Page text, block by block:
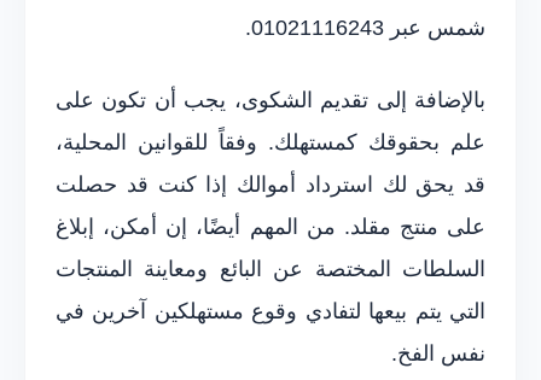
شمس عبر 01021116243.
بالإضافة إلى تقديم الشكوى، يجب أن تكون على
علم بحقوقك كمستهلك. وفقاً للقوانين المحلية،
قد يحق لك استرداد أموالك إذا كنت قد حصلت
على منتج مقلد. من المهم أيضًا، إن أمكن، إبلاغ
السلطات المختصة عن البائع ومعاينة المنتجات
التي يتم بيعها لتفادي وقوع مستهلكين آخرين في
نفس الفخ.